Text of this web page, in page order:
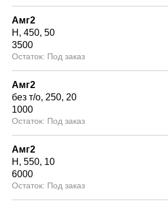
Амг2
Н
450 50
3500
Под заказ
Амг2
без т/о 250 20
1000
Под заказ
Амг2
Н
550 10
6000
Под заказ